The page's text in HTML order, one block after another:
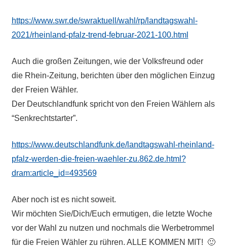
https://www.swr.de/swraktuell/wahl/rp/landtagswahl-
2021/rheinland-pfalz-trend-februar-2021-100.html
Auch die großen Zeitungen, wie der Volksfreund oder
die Rhein-Zeitung, berichten über den möglichen Einzug
der Freien Wähler.
Der Deutschlandfunk spricht von den Freien Wählern als
“Senkrechtstarter”.
https://www.deutschlandfunk.de/landtagswahl-rheinland-
pfalz-werden-die-freien-waehler-zu.862.de.html?
dram:article_id=493569
Aber noch ist es nicht soweit.
Wir möchten Sie/Dich/Euch ermutigen, die letzte Woche
vor der Wahl zu nutzen und nochmals die Werbetrommel
für die Freien Wähler zu rühren. ALLE KOMMEN MIT! 🙂